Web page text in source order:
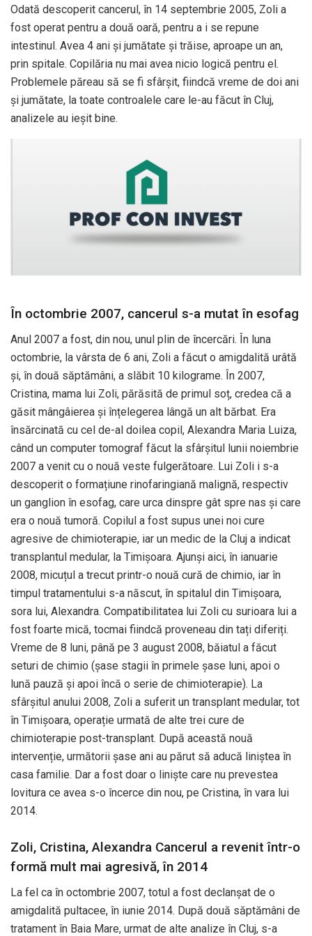
Odată descoperit cancerul, în 14 septembrie 2005, Zoli a
fost operat pentru a două oară, pentru a i se repune
intestinul. Avea 4 ani și jumătate și trăise, aproape un an,
prin spitale. Copilăria nu mai avea nicio logică pentru el.
Problemele păreau să se fi sfârșit, fiindcă vreme de doi ani
și jumătate, la toate controalele care le-au făcut în Cluj,
analizele au ieșit bine.
În octombrie 2007, cancerul s-a mutat în esofag
Anul 2007 a fost, din nou, unul plin de încercări. În luna
octombrie, la vârsta de 6 ani, Zoli a făcut o amigdalită urâtă
și, în două săptămâni, a slăbit 10 kilograme. În 2007,
Cristina, mama lui Zoli, părăsită de primul soț, credea că a
găsit mângâierea și înțelegerea lângă un alt bărbat. Era
însărcinată cu cel de-al doilea copil, Alexandra Maria Luiza,
când un computer tomograf făcut la sfârșitul lunii noiembrie
2007 a venit cu o nouă veste fulgerătoare. Lui Zoli i s-a
descoperit o formațiune rinofaringiană malignă, respectiv
un ganglion în esofag, care urca dinspre gât spre nas și care
era o nouă tumoră. Copilul a fost supus unei noi cure
agresive de chimioterapie, iar un medic de la Cluj a indicat
transplantul medular, la Timișoara. Ajunși aici, în ianuarie
2008, micuțul a trecut printr-o nouă cură de chimio, iar în
timpul tratamentului s-a născut, în spitalul din Timișoara,
sora lui, Alexandra. Compatibilitatea lui Zoli cu surioara lui a
fost foarte mică, tocmai fiindcă proveneau din tați diferiți.
Vreme de 8 luni, până pe 3 august 2008, băiatul a făcut
seturi de chimio (șase stagii în primele șase luni, apoi o
lună pauză și apoi încă o serie de chimioterapie). La
sfârșitul anului 2008, Zoli a suferit un transplant medular, tot
în Timișoara, operație urmată de alte trei cure de
chimioterapie post-transplant. După această nouă
intervenție, următorii șase ani au părut să aducă liniștea în
casa familie. Dar a fost doar o liniște care nu prevestea
lovitura ce avea s-o încerce din nou, pe Cristina, în vara lui
2014.
Zoli, Cristina, Alexandra Cancerul a revenit într-o
formă mult mai agresivă, în 2014
La fel ca în octombrie 2007, totul a fost declanșat de o
amigdalită pultacee, în iunie 2014. După două săptămâni de
tratament în Baia Mare, urmat de alte analize în Cluj, s-a